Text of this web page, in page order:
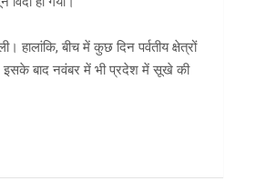
बीच में कुछ दिन पर्वतीय क्षेत्रों
इसके बाद नवंबर में भी प्रदेश में सूखे की